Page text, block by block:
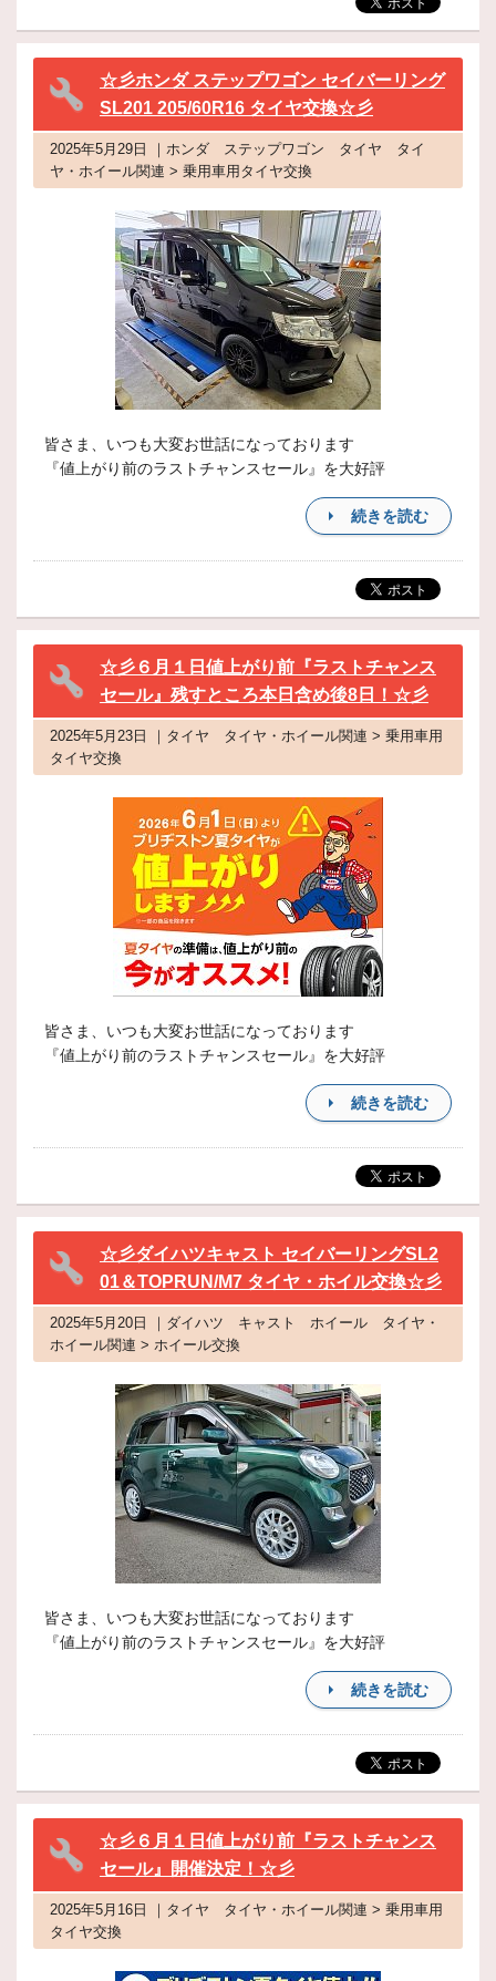
☆彡ホンダ ステップワゴン セイバーリング
SL201 205/60R16 タイヤ交換☆彡
2025年5月29日 ｜ホンダ ステップワゴン タイヤ タイ
ヤ・ホイール関連 > 乗用車用タイヤ交換
皆さま、いつも大変お世話になっております
『値上がり前のラストチャンスセール』を大好評
続きを読む
☆彡６月１日値上がり前『ラストチャンス
セール』残すところ本日含め後8日！☆彡
2025年5月23日 ｜タイヤ タイヤ・ホイール関連 > 乗用車用
タイヤ交換
皆さま、いつも大変お世話になっております
『値上がり前のラストチャンスセール』を大好評
続きを読む
☆彡ダイハツキャスト セイバーリングSL2
01＆TOPRUN/M7 タイヤ・ホイル交換☆彡
2025年5月20日 ｜ダイハツ キャスト ホイール タイヤ・
ホイール関連 > ホイール交換
皆さま、いつも大変お世話になっております
『値上がり前のラストチャンスセール』を大好評
続きを読む
☆彡６月１日値上がり前『ラストチャンス
セール』開催決定！☆彡
2025年5月16日 ｜タイヤ タイヤ・ホイール関連 > 乗用車用
タイヤ交換